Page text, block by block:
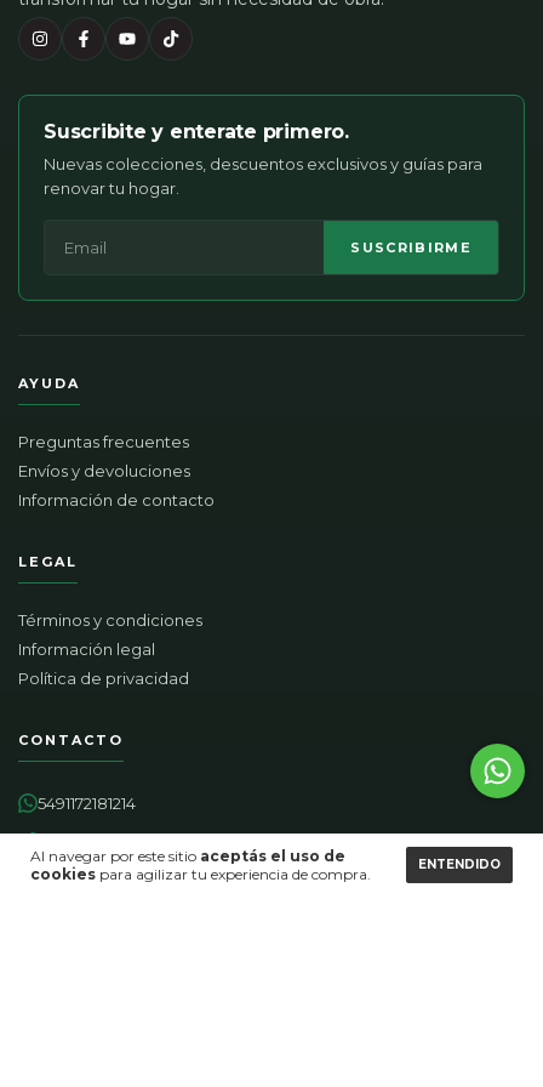
Al navegar por este sitio aceptás el uso de
cookies para agilizar tu experiencia de compra.
ENTENDIDO
Suscribite y enterate primero.
Nuevas colecciones, descuentos exclusivos y guías para
renovar tu hogar.
SUSCRIBIRME
AYUDA
Preguntas frecuentes
Envíos y devoluciones
Información de contacto
LEGAL
Términos y condiciones
Información legal
Política de privacidad
CONTACTO
5491172181214
contacto@homeco.com.ar